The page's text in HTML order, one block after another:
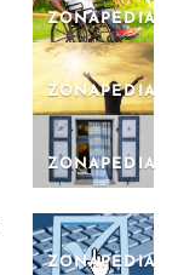
ZONAPEDIA
ZONAPEDIA
ZONAPEDIA
ZONAPEDIA